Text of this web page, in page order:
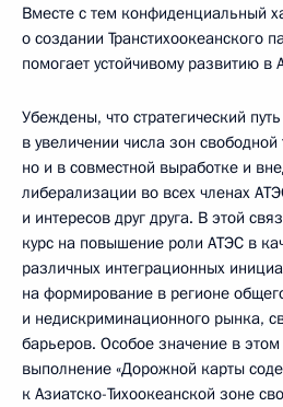
Вместе с тем конфиденциальный
о создании Транстихоокеанского
помогает устойчивому развитию в
Убеждены, что стратегический
в увеличении числа зон свободной
но и в совместной выработке и
либерализации во всех членах
и интересов друг друга. В этой
курс на повышение роли АТЭС в
различных интеграционных
на формирование в регионе
и недискриминационного рынка,
барьеров. Особое значение в
выполнение «Дорожной карты
к Азиатско-Тихоокеанской зоне